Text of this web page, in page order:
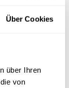
Über Cookies
über Ihren
von
wir